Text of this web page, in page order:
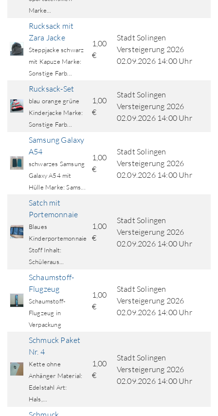
Marke...
Rucksack mit
Zara Jacke
Steppjacke schwarz
mit Kapuze Marke:
Sonstige Farb...
1,00
€
Stadt Solingen
Versteigerung 2026
02.09.2026 14:00 Uhr
Rucksack-Set
blau orange grüne
Kinderjacke Marke:
Sonstige Farb...
1,00
€
Stadt Solingen
Versteigerung 2026
02.09.2026 14:00 Uhr
Samsung Galaxy
A54
schwarzes Samsung
Galaxy A54 mit
Hülle Marke: Sams...
1,00
€
Stadt Solingen
Versteigerung 2026
02.09.2026 14:00 Uhr
Satch mit
Portemonnaie
Blaues
Kinderportemonnaie
Stoff Inhalt:
Schüleraus...
1,00
€
Stadt Solingen
Versteigerung 2026
02.09.2026 14:00 Uhr
Schaumstoff-
Flugzeug
Schaumstoff-
Flugzeug in
Verpackung
1,00
€
Stadt Solingen
Versteigerung 2026
02.09.2026 14:00 Uhr
Schmuck Paket
Nr. 4
Kette ohne
Anhänger Material:
Edelstahl Art:
Hals,...
1,00
€
Stadt Solingen
Versteigerung 2026
02.09.2026 14:00 Uhr